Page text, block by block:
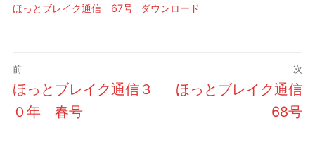
ほっとブレイク通信 67号 ダウンロード
投
稿
ナ
前
前
の
ほっとブレイク通信３
０年 春号
次
次
ほっとブレイク通信
68号